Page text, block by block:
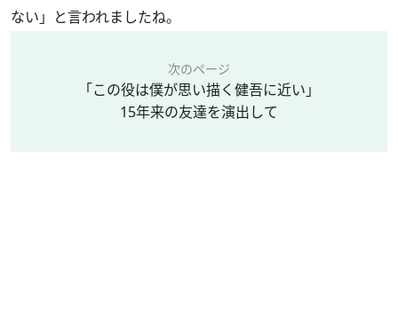
ない」と言われましたね。
次のページ
「この役は僕が思い描く健吾に近い」
15年来の友達を演出して